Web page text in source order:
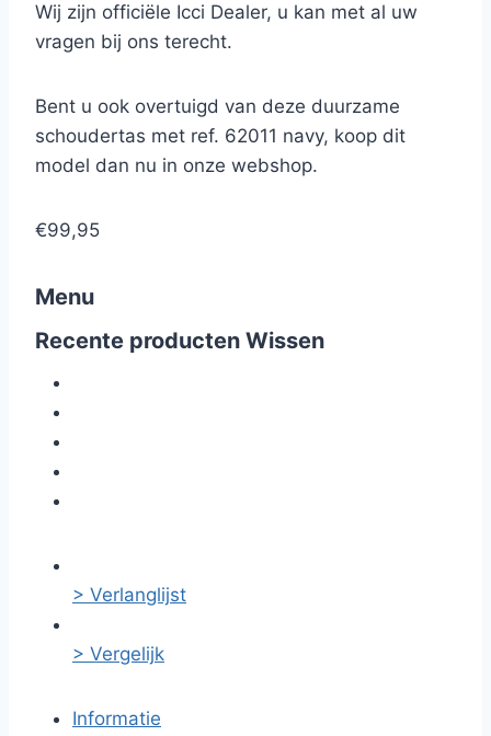
Wij zijn officiële Icci Dealer, u kan met al uw
vragen bij ons terecht.
Bent u ook overtuigd van deze duurzame
schoudertas met ref. 62011 navy, koop dit
model dan nu in onze webshop.
€99,95
Menu
Recente producten Wissen
> Verlanglijst
> Vergelijk
Informatie